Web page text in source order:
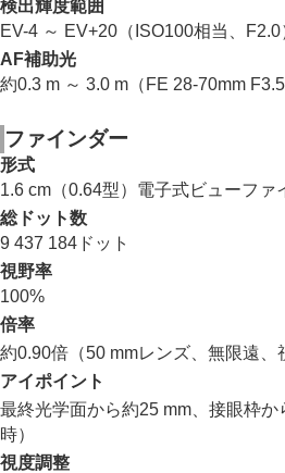
検出輝度範囲
EV-4 ～ EV+20（ISO100相当、F2.0
AF補助光
約0.3 m ～ 3.0 m（FE 28-70mm
ファインダー
形式
1.6 cm（0.64型）電子式ビューファ
総ドット数
9 437 184ドット
視野率
100%
倍率
約0.90倍（50 mmレンズ、無限遠、
アイポイント
最終光学面から約25 mm、接眼枠
時）
視度調整